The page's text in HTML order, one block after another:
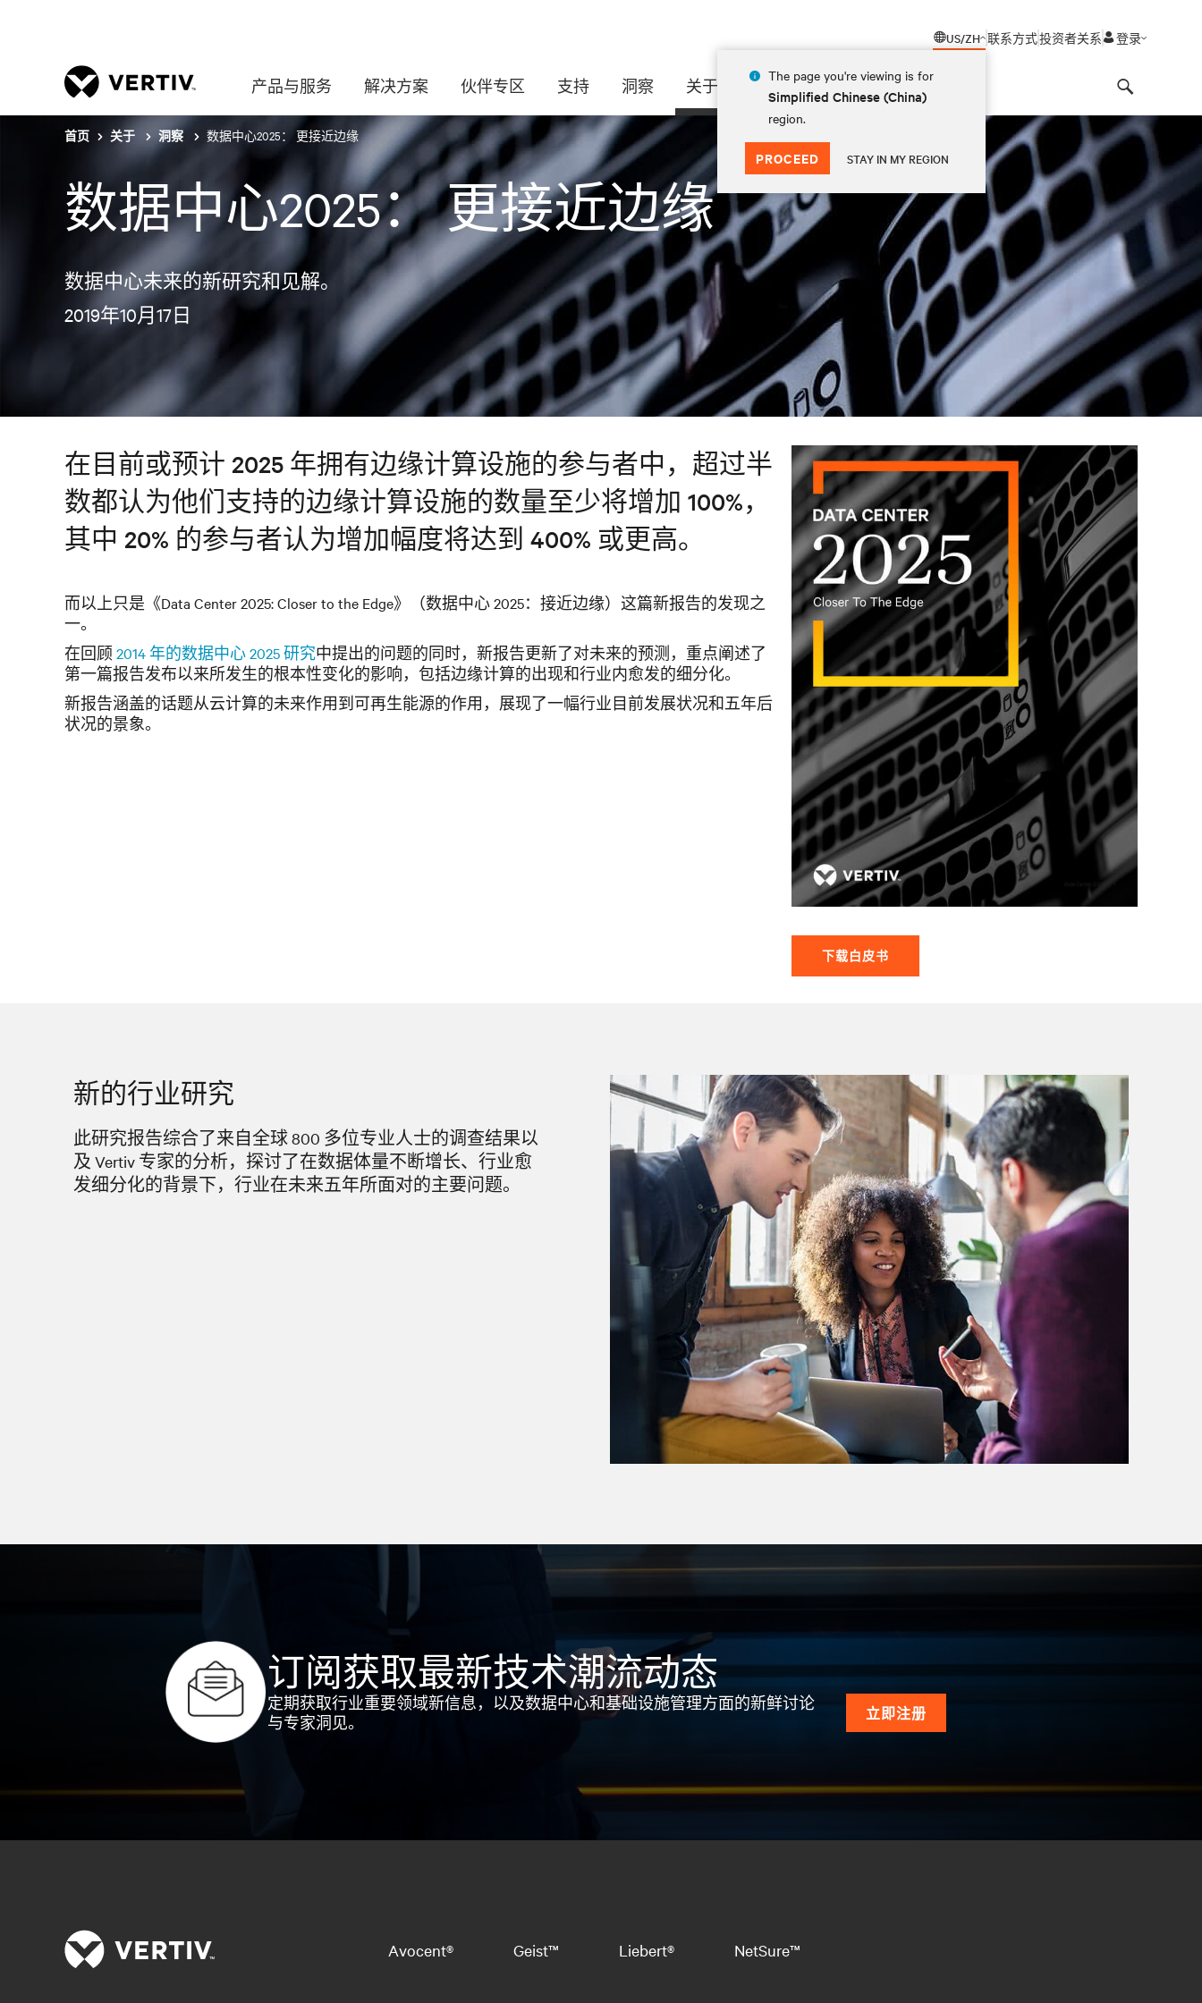
US/ZH
The page you're viewing is for
Simplified Chinese (China)
region.
PROCEED STAY IN MY REGION
联系方式投资者关系 登录
产品与服务 解决方案 伙伴专区 支持 洞察 关于
首页 关于 洞察 数据中心2025： 更接近边缘
数据中心2025： 更接近边缘
数据中心未来的新研究和见解。
2019年10月17日
在目前或预计 2025 年拥有边缘计算设施的参与者中，超过半
数都认为他们支持的边缘计算设施的数量至少将增加 100%，
其中 20% 的参与者认为增加幅度将达到 400% 或更高。
而以上只是《Data Center 2025: Closer to the Edge》（数据中心 2025：接近边缘）这篇新报告的发现之
一。
在回顾 2014 年的数据中心 2025 研究中提出的问题的同时，新报告更新了对未来的预测，重点阐述了
第一篇报告发布以来所发生的根本性变化的影响，包括边缘计算的出现和行业内愈发的细分化。
新报告涵盖的话题从云计算的未来作用到可再生能源的作用，展现了一幅行业目前发展状况和五年后
状况的景象。
下载白皮书
新的行业研究
此研究报告综合了来自全球 800 多位专业人士的调查结果以
及 Vertiv 专家的分析，探讨了在数据体量不断增长、行业愈
发细分化的背景下，行业在未来五年所面对的主要问题。
订阅获取最新技术潮流动态
定期获取行业重要领域新信息，以及数据中心和基础设施管理方面的新鲜讨论
与专家洞见。
立即注册
Avocent® Geist™ Liebert® NetSure™